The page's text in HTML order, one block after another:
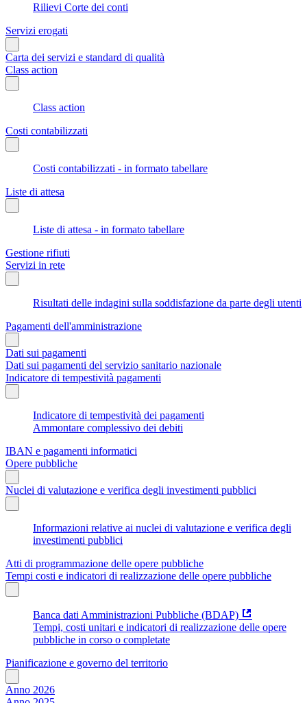
Rilievi Corte dei conti
Servizi erogati
Carta dei servizi e standard di qualità
Class action
Class action
Costi contabilizzati
Costi contabilizzati - in formato tabellare
Liste di attesa
Liste di attesa - in formato tabellare
Gestione rifiuti
Servizi in rete
Risultati delle indagini sulla soddisfazione da parte degli utenti
Pagamenti dell'amministrazione
Dati sui pagamenti
Dati sui pagamenti del servizio sanitario nazionale
Indicatore di tempestività pagamenti
Indicatore di tempestività dei pagamenti
Ammontare complessivo dei debiti
IBAN e pagamenti informatici
Opere pubbliche
Nuclei di valutazione e verifica degli investimenti pubblici
Informazioni relative ai nuclei di valutazione e verifica degli
investimenti pubblici
Atti di programmazione delle opere pubbliche
Tempi costi e indicatori di realizzazione delle opere pubbliche
Banca dati Amministrazioni Pubbliche (BDAP)
Tempi, costi unitari e indicatori di realizzazione delle opere
pubbliche in corso o completate
Pianificazione e governo del territorio
Anno 2026